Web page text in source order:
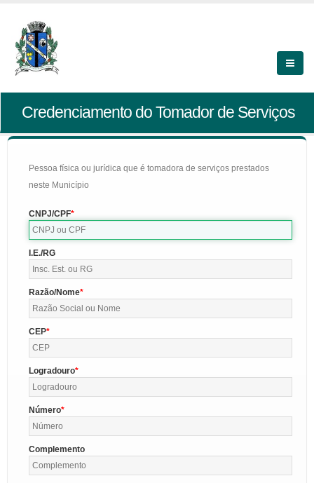
Credenciamento do Tomador de Serviços
Pessoa física ou jurídica que é tomadora de serviços prestados
neste Município
CNPJ/CPF
I.E./RG
Razão/Nome
CEP
Logradouro
Número
Complemento